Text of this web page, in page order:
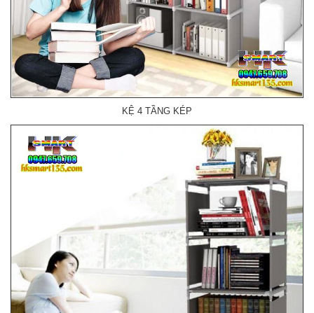
KỆ 4 TẦNG KÉP